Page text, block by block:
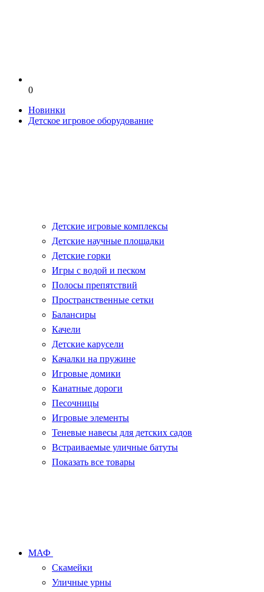
0
Новинки
Детское игровое оборудование
Детские игровые комплексы
Детские научные площадки
Детские горки
Игры с водой и песком
Полосы препятствий
Пространственные сетки
Балансиры
Качели
Детские карусели
Качалки на пружине
Игровые домики
Канатные дороги
Песочницы
Игровые элементы
Теневые навесы для детских садов
Встраиваемые уличные батуты
Показать все товары
МАФ
Скамейки
Уличные урны